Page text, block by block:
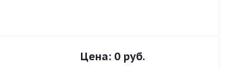
Цена: 0 руб.